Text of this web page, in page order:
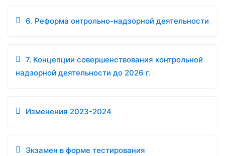
6. Реформа онтрольно-надзорной деятельности
7. Концепции совершенствования контрольной
надзорной деятельности до 2026 г.
Изменения 2023-2024
Экзамен в форме тестирования